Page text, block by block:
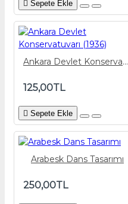
Sepete Ekle
Ankara Devlet Konservatuvarı (1936)
125,00TL
Sepete Ekle
Arabesk Dans Tasarımı
250,00TL